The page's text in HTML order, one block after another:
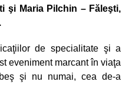
şi Maria Pilchin – Făleşti,
de specialitate şi a
eveniment marcant în viaţa
şi nu numai, cea de-a